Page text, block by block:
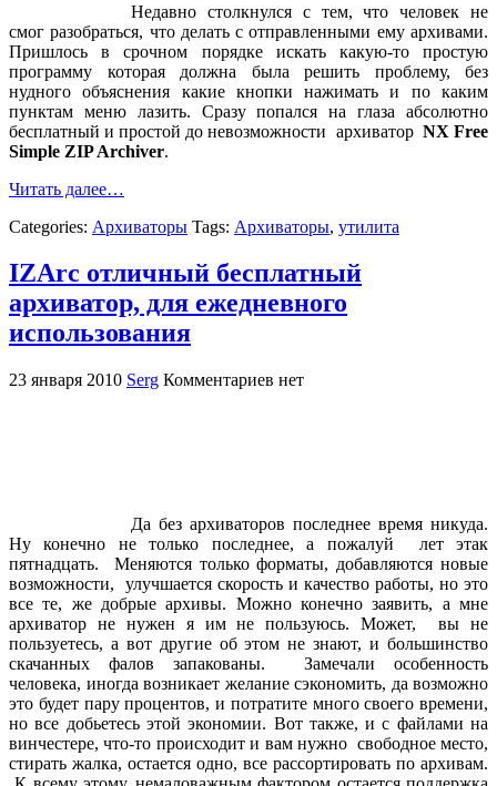
Недавно столкнулся с тем, что человек не
смог разобраться, что делать с отправленными ему архивами.
Пришлось в срочном порядке искать какую-то простую
программу которая должна была решить проблему, без
нудного объяснения какие кнопки нажимать и по каким
пунктам меню лазить. Сразу попался на глаза абсолютно
бесплатный и простой до невозможности архиватор NX Free
Simple ZIP Archiver.
Читать далее…
Categories: Архиваторы Tags: Архиваторы, утилита
IZArc отличный бесплатный
архиватор, для ежедневного
использования
23 января 2010 Serg Комментариев нет
Да без архиваторов последнее время никуда.
Ну конечно не только последнее, а пожалуй лет этак
пятнадцать. Меняются только форматы, добавляются новые
возможности, улучшается скорость и качество работы, но это
все те, же добрые архивы. Можно конечно заявить, а мне
архиватор не нужен я им не пользуюсь. Может, вы не
пользуетесь, а вот другие об этом не знают, и большинство
скачанных фалов запакованы. Замечали особенность
человека, иногда возникает желание сэкономить, да возможно
это будет пару процентов, и потратите много своего времени,
но все добьетесь этой экономии. Вот также, и с файлами на
винчестере, что-то происходит и вам нужно свободное место,
стирать жалка, остается одно, все рассортировать по архивам.